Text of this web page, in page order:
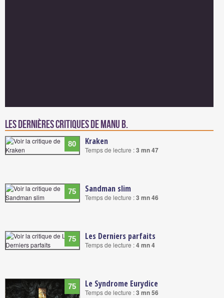
Les dernières critiques de Manu B.
80 Kraken
Temps de lecture :3 mn 47
75 Sandman slim
Temps de lecture :3 mn 46
75 Les Derniers parfaits
Temps de lecture :4 mn 4
75 Le Syndrome Eurydice
Temps de lecture :3 mn 56